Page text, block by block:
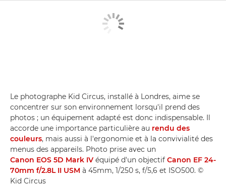
Le photographe Kid Circus, installé à Londres, aime se
concentrer sur son environnement lorsqu'il prend des
photos ; un équipement adapté est donc indispensable. Il
accorde une importance particulière au rendu des
couleurs, mais aussi à l'ergonomie et à la convivialité des
menus des appareils. Photo prise avec un
Canon EOS 5D Mark IV équipé d'un objectif Canon EF 24-
70mm f/2.8L II USM à 45mm, 1/250 s, f/5,6 et ISO500. ©
Kid Circus